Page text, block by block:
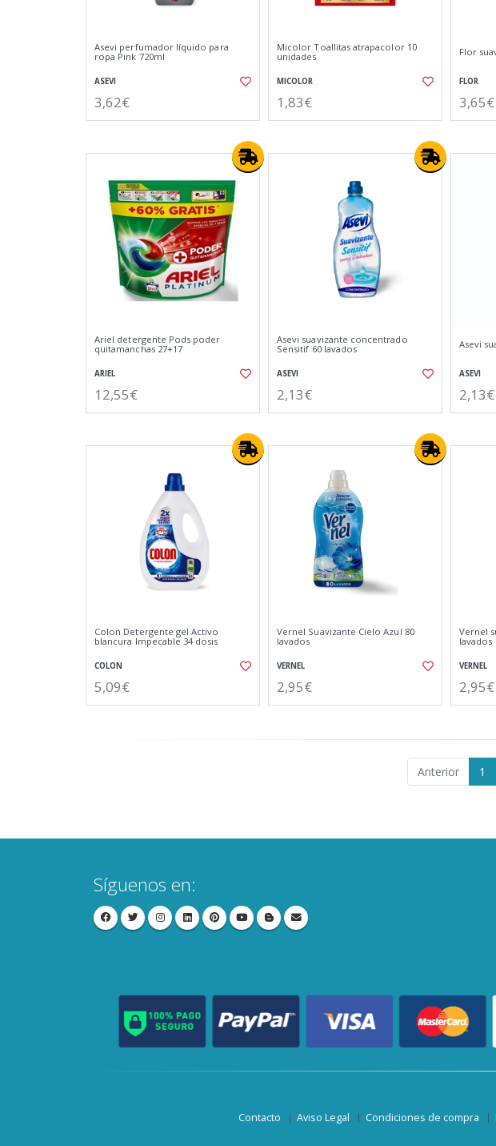
Asevi perfumador líquido para
ropa Pink 720ml
ASEVI
3,62€
Micolor Toallitas atrapacolor 10
unidades
MICOLOR
1,83€
Flor
FLOR
3,65€
Ariel detergente Pods poder
quitamanchas 27+17
ARIEL
12,55€
Asevi suavizante concentrado
Sensitif 60 lavados
ASEVI
2,13€
Asevi
ASEVI
2,13€
Colon Detergente gel Activo
blancura Impecable 34 dosis
COLON
5,09€
Vernel Suavizante Cielo Azul 80
lavados
VERNEL
2,95€
Vernel
lavados
VERNEL
2,95€
Anterior 1
Síguenos en:
Contacto Aviso Legal Condiciones de compra